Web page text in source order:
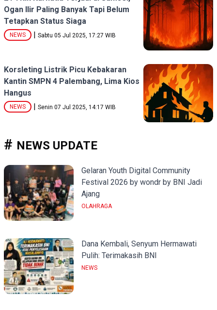
Ogan Ilir Paling Banyak Tapi Belum
Tetapkan Status Siaga
NEWS | Sabtu 05 Jul 2025, 17:27 WIB
Korsleting Listrik Picu Kebakaran
Kantin SMPN 4 Palembang, Lima Kios
Hangus
NEWS | Senin 07 Jul 2025, 14:17 WIB
NEWS UPDATE
Gelaran Youth Digital Community
Festival 2026 by wondr by BNI Jadi
Ajang
OLAHRAGA
Dana Kembali, Senyum Hermawati
Pulih: Terimakasih BNI
NEWS